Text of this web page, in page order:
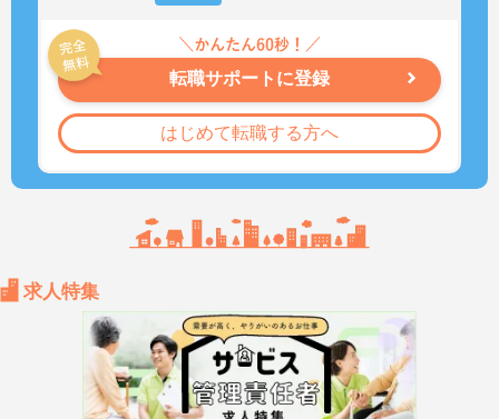
転職サポートに登録
はじめて転職する方へ
求人特集